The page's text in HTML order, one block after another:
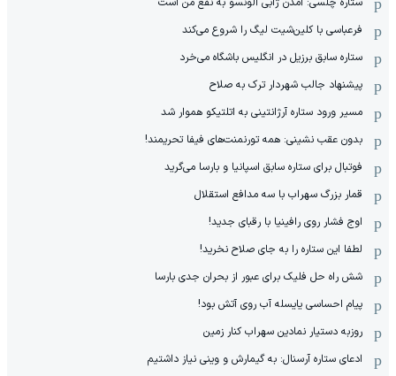
فرعباسی با کلین‌شیت لیگ را شروع می‌کند
ستاره سابق برزیل در انگلیس باشگاه می‌خرد
پیشنهاد جالب شهردار ترک به صلاح
مسیر ورود ستاره آرژانتینی به اتلتیکو هموار شد
بدون عقب نشینی: همه تورنمنت‌های فیفا تحریمند!
فوتبال برای ستاره سابق اسپانیا و بارسا می‌گرید
قمار بزرگ سهراب با سه مدافع استقلال
اوج فشار روی رافینیا با رقبای جدید!
لطفا این ستاره را به جای صلاح نخرید!
شش راه حل فلیک برای عبور از بحران جدی بارسا
پیام احساسی یایسله آب روی آتش بود!
روزبه دستیار نمادین سهراب کنار زمین
ادعای ستاره آرسنال: به گیمارش و وینی نیاز داشتیم